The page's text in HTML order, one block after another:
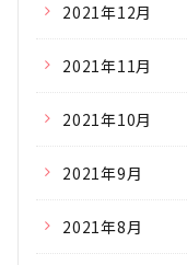
2021年12月
2021年11月
2021年10月
2021年9月
2021年8月